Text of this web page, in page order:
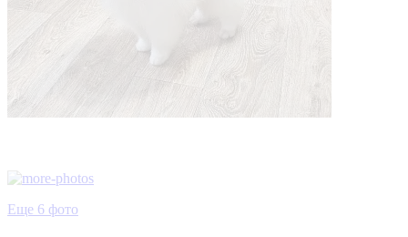
Еще 6 фото